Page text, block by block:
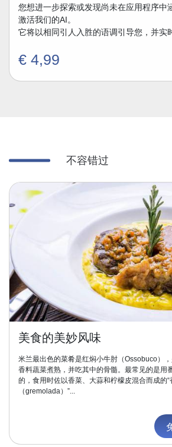
您想进一步探索或发现尚未在应用程序中
激活我们的AI。
它将以相同引人入胜的语调引导您，并实
€ 4,99
不容错过
美食的美妙风味
米兰最出色的菜肴是红焖小牛肘（Ossobuco）
香料蔬菜煮熟，并吃其中的骨髓。最常见的是用
的，食用时佐以香菜、大蒜和柠檬皮混合而成的“
（gremolada）”...